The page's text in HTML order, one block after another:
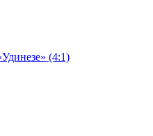
(4:1)